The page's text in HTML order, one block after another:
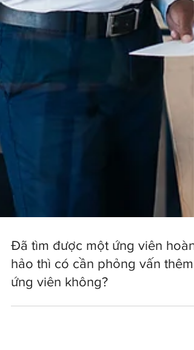
Đã tìm được một ứng viên hoàn
hảo thì có cần phỏng vấn thêm